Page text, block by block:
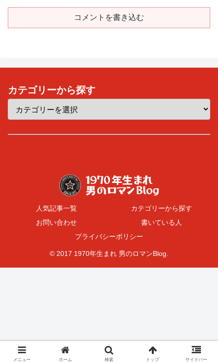
コメントを書き込む
カテゴリーから探す
人気記事一覧
カテゴリーから探す
お問い合わせ
書いている人
プライバシーポリシー
© 2017 1970年生まれ 男のロマンBlog.
メニュー ホーム 検索 トップ サイドバー